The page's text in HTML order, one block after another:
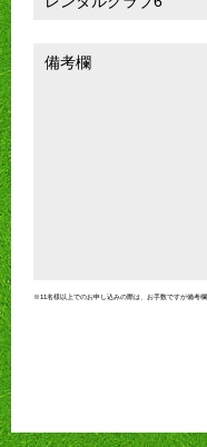
備考欄
※11名様以上でのお申し込みの際は、お手数ですが備考欄